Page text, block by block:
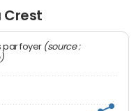
Crest
par foyer (source :